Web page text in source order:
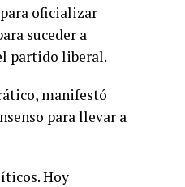
oficializar
suceder a
partido liberal.
manifestó
para llevar a
Hoy